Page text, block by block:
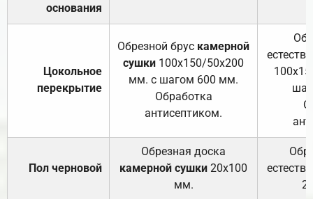
основания
Цокольное
перекрытие
Обрезной брус камерной
сушки 100х150/50х200
мм. с шагом 600 мм.
Обработка
антисептиком.
Пол черновой
Обрезная доска
камерной сушки 20х100
мм.